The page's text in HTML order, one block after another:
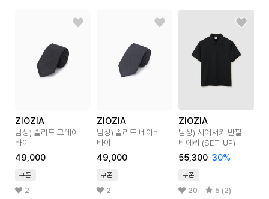
ZIOZIA
남성) 솔리드 그레이
타이
49,000
쿠폰
2
ZIOZIA
남성) 솔리드 네이비
타이
49,000
쿠폰
2
ZIOZIA
남성) 시어서커 반팔
티에리 (SET-UP)
55,300 30%
쿠폰
20 5 (2)